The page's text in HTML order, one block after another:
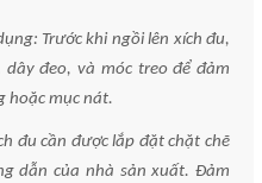
Trước khi ngồi lên xích đu,
đeo, và móc treo để đảm
hoặc mục nát.
đu cần được lắp đặt chặt chẽ
dẫn của nhà sản xuất. Đảm